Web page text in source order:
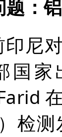
题：
印尼
国家
）检